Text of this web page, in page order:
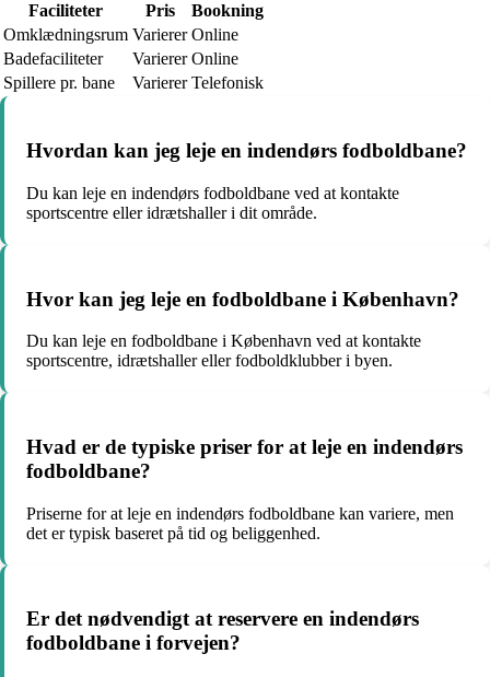
Faciliteter Pris
Bookning
Omklædningsrum Varierer Online
Badefaciliteter
Varierer Online
Spillere pr. bane
Varierer Telefonisk
Hvordan kan jeg leje en indendørs fodboldbane?
Du kan leje en indendørs fodboldbane ved at kontakte
sportscentre eller idrætshaller i dit område.
Hvor kan jeg leje en fodboldbane i København?
Du kan leje en fodboldbane i København ved at kontakte
sportscentre, idrætshaller eller fodboldklubber i byen.
Hvad er de typiske priser for at leje en indendørs
fodboldbane?
Priserne for at leje en indendørs fodboldbane kan variere, men
det er typisk baseret på tid og beliggenhed.
Er det nødvendigt at reservere en indendørs
fodboldbane i forvejen?